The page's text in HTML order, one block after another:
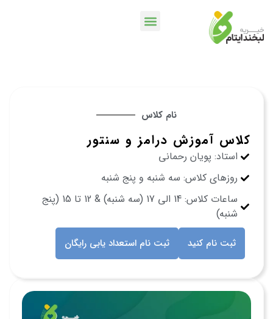
نام کلاس
کلاس آموزش درامز و سنتور
استاد: پویان رحمانی
روزهای کلاس: سه شنبه و پنج شنبه
ساعات کلاس: 14 الی 17 (سه شنبه) & 12 تا 15 (پنج
شنبه)
ثبت نام کنید ثبت نام استعداد یابی رایگان